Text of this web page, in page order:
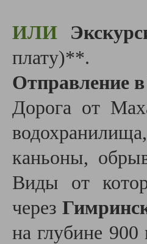
ИЛИ
плату)**.
Отправление
Дорога от
каньоны,
Виды от
через
на глубине